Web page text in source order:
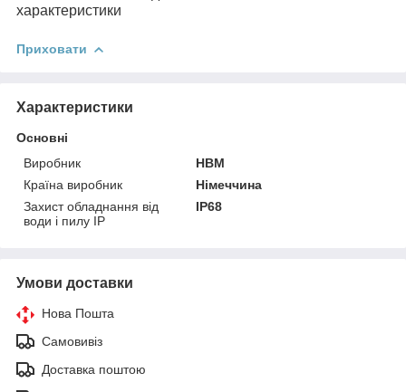
Приховати
Характеристики
Основні
Виробник
HBM
Країна виробник
Німеччина
Захист обладнання від
води і пилу IP
IP68
Умови доставки
Нова Пошта
Самовивіз
Доставка поштою